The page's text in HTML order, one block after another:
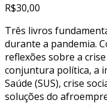
R$30,00
Três livros
durante a pandemia.
reflexões sobre a
conjuntura política, a
Saúde (SUS), crise
soluções do